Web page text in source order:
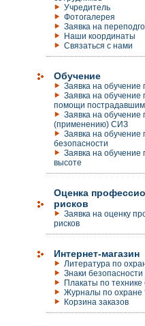
Учредитель
Фотогалерея
Заявка на
Наши координаты
Связаться с нами
Обучение
Заявка на обучение
Заявка на обучение
помощи пострадавшим
Заявка на обучение
(применению) СИЗ
Заявка на
безопасности
Заявка на
высоте
Оценка
рисков
Заявка на оценку
рисков
Интернет-магазин
Литература по
Знаки безопасности
Плакаты по технике
Журналы по охране
Корзина заказов